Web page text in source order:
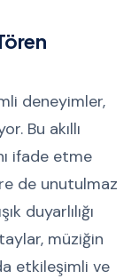
deneyimler,
Bu akıllı
ifade etme
de unutulmaz
duyarlılığı
müziğin
etkileşimli ve